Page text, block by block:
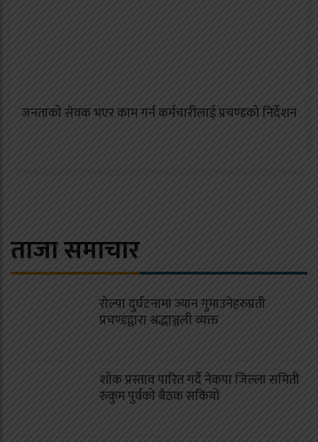
जनताको सेवक भएर काम गर्न कर्मचारीलाई प्रचण्डको निर्देशन
ताजा समाचार
रोल्पा दुर्घटनामा ज्यान गुमाउनेहरुप्रती
प्रचण्डद्वारा श्रद्धाञ्जली व्यक्त
शोक प्रस्ताव पारित गर्दै नेकपा जिल्ला समिती
रुकुम पुर्वको बैठक सकियो